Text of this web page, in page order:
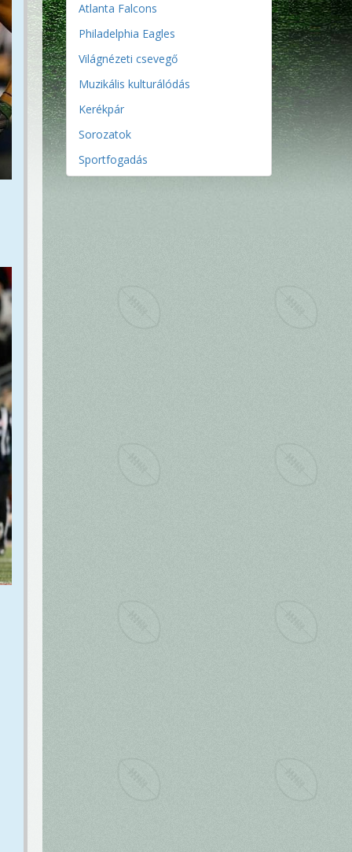
Atlanta Falcons
Philadelphia Eagles
Világnézeti csevegő
Muzikális kulturálódás
Kerékpár
Sorozatok
Sportfogadás